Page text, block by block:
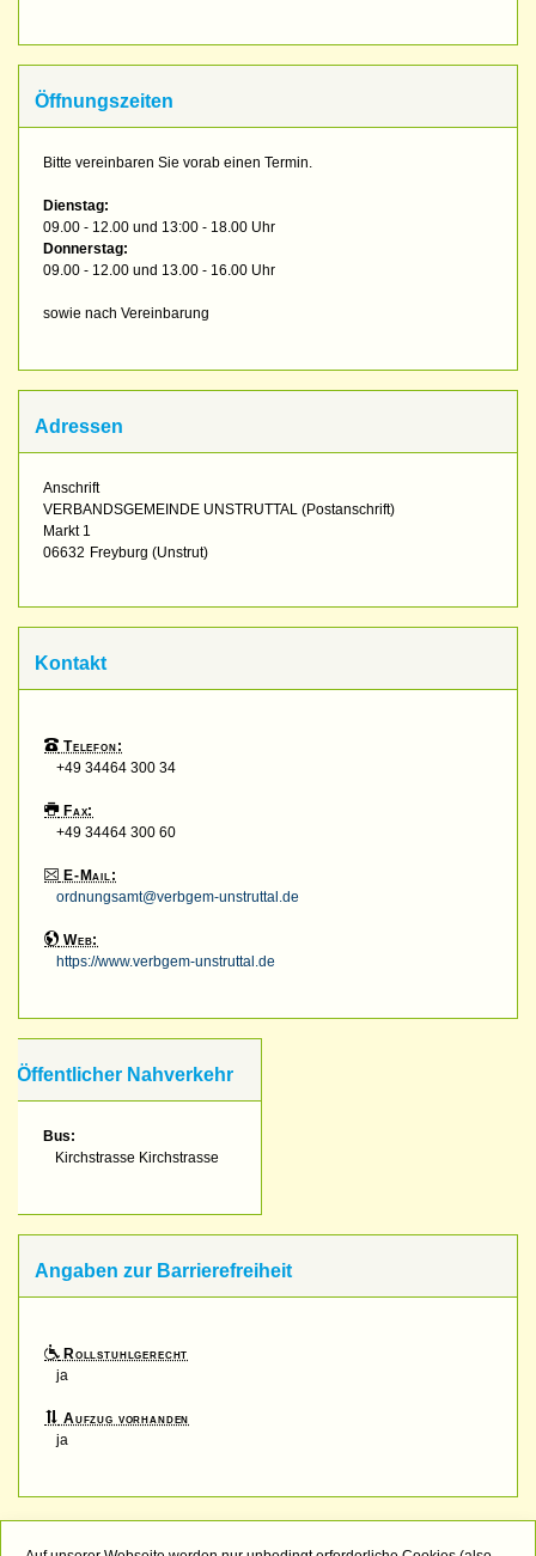
Öffnungszeiten
Bitte vereinbaren Sie vorab einen Termin.
Dienstag:
09.00 - 12.00 und 13:00 - 18.00 Uhr
Donnerstag:
09.00 - 12.00 und 13.00 - 16.00 Uhr
sowie nach Vereinbarung
Adressen
Anschrift
VERBANDSGEMEINDE UNSTRUTTAL (Postanschrift)
Markt 1
06632 Freyburg (Unstrut)
Kontakt
Telefon:
+49 34464 300 34
Fax:
+49 34464 300 60
E-Mail:
ordnungsamt@verbgem-unstruttal.de
Web:
https://www.verbgem-unstruttal.de
Öffentlicher Nahverkehr
Bus:
Kirchstrasse Kirchstrasse
Angaben zur Barrierefreiheit
Rollstuhlgerecht
ja
Aufzug vorhanden
ja